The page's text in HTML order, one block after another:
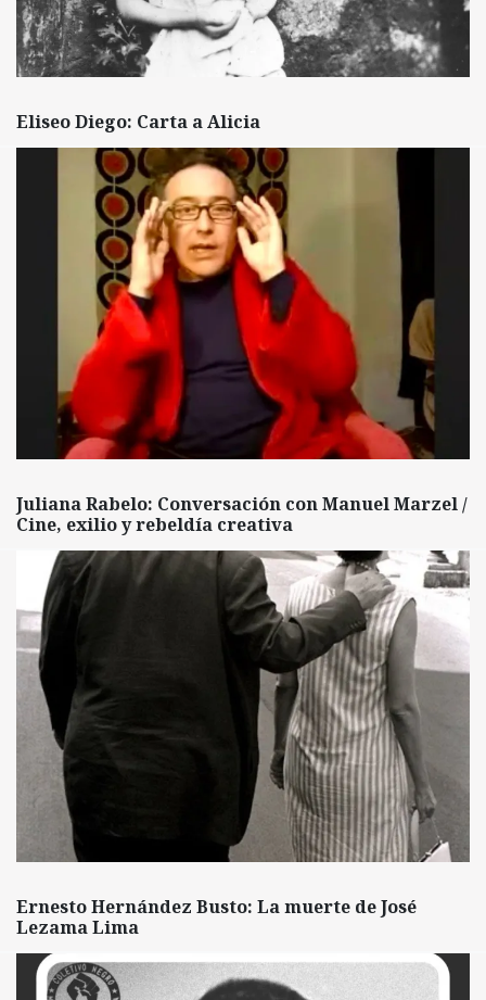
Eliseo Diego: Carta a Alicia
Juliana Rabelo: Conversación con Manuel Marzel /
Cine, exilio y rebeldía creativa
Ernesto Hernández Busto: La muerte de José
Lezama Lima